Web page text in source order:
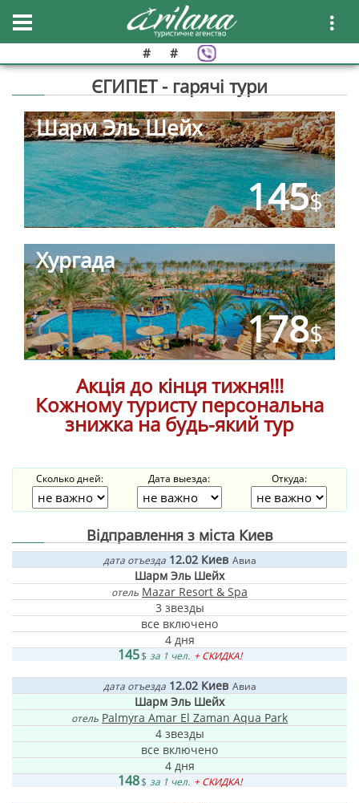
# #
ЄГИПЕТ - гарячі тури
Шарм Эль Шейх
145$
Хургада
178$
Акція до кінця тижня!!!
Кожному туристу персональна
знижка на будь-який тур
Сколько дней: Дата выезда: Откуда:
Відправлення з міста Киев
дата отъезда 12.02Киев Авиа
Шарм Эль Шейх
отель Mazar Resort & Spa
3 звезды
все включено
4 дня
145$ за 1 чел. + СКИДКА!
дата отъезда 12.02Киев Авиа
Шарм Эль Шейх
отель Palmyra Amar El Zaman Aqua Park
4 звезды
все включено
4 дня
148$ за 1 чел. + СКИДКА!